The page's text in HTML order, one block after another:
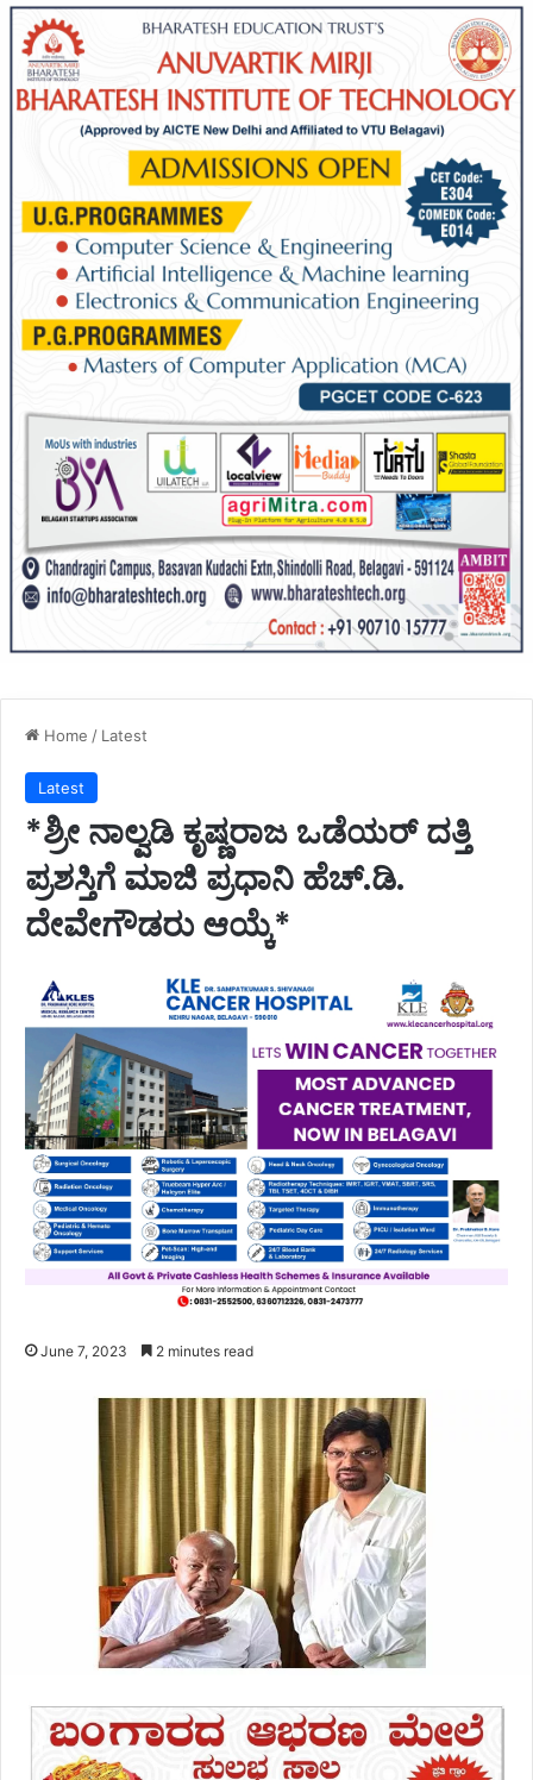
Home / Latest
Latest
*ಶ್ರೀ ನಾಲ್ವಡಿ ಕೃಷ್ಣರಾಜ ಒಡೆಯರ್‌ ದತ್ತಿ
ಪ್ರಶಸ್ತಿಗೆ ಮಾಜಿ ಪ್ರಧಾನಿ ಹೆಚ್‌.ಡಿ.
ದೇವೇಗೌಡರು ಆಯ್ಕೆ*
June 7, 2023 2 minutes read